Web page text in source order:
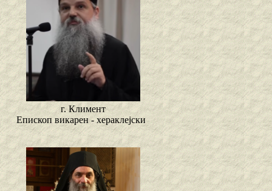
г. Климент
Епископ викарен - хераклејски